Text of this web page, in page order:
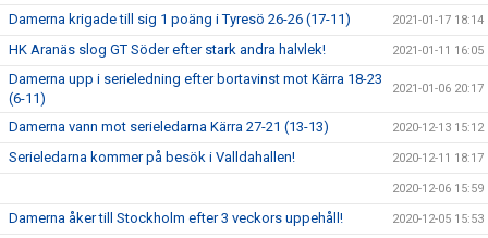
Damerna krigade till sig 1 poäng i Tyresö 26-26 (17-11) 2021-01-17 18:14
HK Aranäs slog GT Söder efter stark andra halvlek! 2021-01-11 16:05
Damerna upp i serieledning efter bortavinst mot Kärra 18-23
(6-11)
2021-01-06 20:17
Damerna vann mot serieledarna Kärra 27-21 (13-13) 2020-12-13 15:12
Serieledarna kommer på besök i Valldahallen! 2020-12-11 18:17
2020-12-06 15:59
Damerna åker till Stockholm efter 3 veckors uppehåll! 2020-12-05 15:53